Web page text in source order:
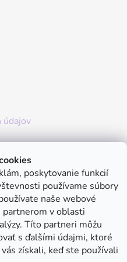
poskytovanie funkcií
používame súbory
naše webové
partnerom v oblasti
Títo partneri môžu
s ďalšími údajmi, ktoré
získali, keď ste používali
údajov